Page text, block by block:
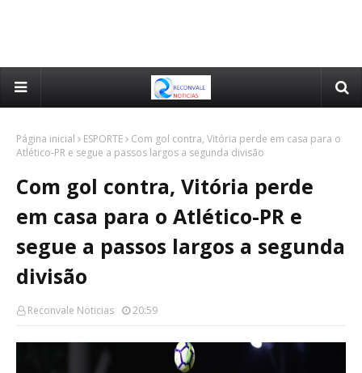
Página inicial ESPORTE
Com gol contra, Vitória perde em casa para o
Atlético-PR e segue a passos largos a segunda divisão
Com gol contra, Vitória perde
em casa para o Atlético-PR e
segue a passos largos a segunda
divisão
Reconvale Noticias 20:59